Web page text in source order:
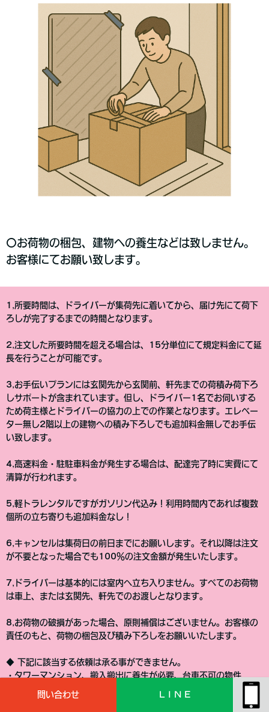
問い合わせ L I N E
〇お荷物の梱包、建物への養生などは致しません。
お客様にてお願い致します。
1,所要時間は、ドライバーが集荷先に着いてから、届け先にて荷下
ろしが完了するまでの時間となります。
2,注文した所要時間を超える場合は、15分単位にて規定料金にて延
長を行うことが可能です。
3,お手伝いプランには玄関先から玄関前、軒先までの荷積み荷下ろ
しサポートが含まれています。但し、ドライバー1名でお伺いする
ため荷主様とドライバーの協力の上での作業となります。エレベー
ター無し2階以上の建物への積み下ろしでも追加料金無しでお手伝
い致します。
4,高速料金・駐駐車料金が発生する場合は、配達完了時に実費にて
清算が行われます。
5,軽トラレンタルですがガソリン代込み！利用時間内であれば複数
個所の立ち寄りも追加料金なし！
6,キャンセルは集荷日の前日までにお願いします。それ以降は注文
が不要となった場合でも100％の注文金額が発生いたします。
7,ドライバーは基本的には室内へ立ち入りません。すべてのお荷物
は車上、または玄関先、軒先でのお渡しとなります。
8,お荷物の破損があった場合、原則補償はございません。お客様の
責任のもと、荷物の梱包及び積み下ろしをお願いいたします。
◆ 下記に該当する依頼は承る事ができません。
・タワーマンション、搬入搬出に養生が必要、台車不可の物件
・大型家電（ドラム式洗濯機、3ドア冷蔵庫等）